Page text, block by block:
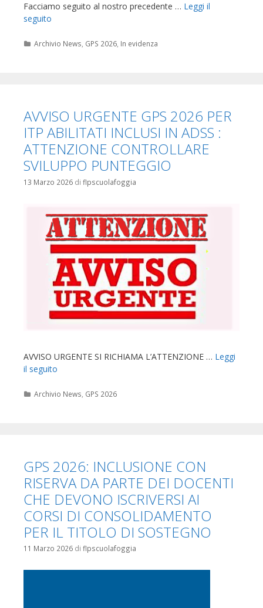
Facciamo seguito al nostro precedente … Leggi il
seguito
Categorie
Archivio News GPS 2026 In evidenza
AVVISO URGENTE GPS 2026 PER
ITP ABILITATI INCLUSI IN ADSS :
ATTENZIONE CONTROLLARE
SVILUPPO PUNTEGGIO
13 Marzo 2026 di flpscuolafoggia
AVVISO URGENTE SI RICHIAMA L’ATTENZIONE … Leggi
il seguito
Categorie
Archivio News GPS 2026
GPS 2026: INCLUSIONE CON
RISERVA DA PARTE DEI DOCENTI
CHE DEVONO ISCRIVERSI AI
CORSI DI CONSOLIDAMENTO
PER IL TITOLO DI SOSTEGNO
11 Marzo 2026 di flpscuolafoggia